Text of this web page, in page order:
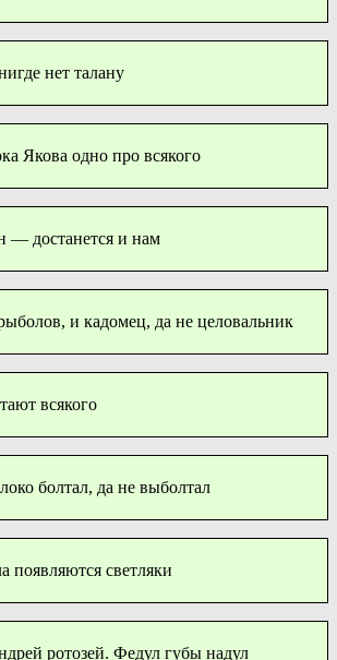
нет талану
Якова одно про всякого
— достанется и нам
и кадомец, да не целовальник
всякого
болтал, да не выболтал
появляются светляки
ротозей. Федул губы надул